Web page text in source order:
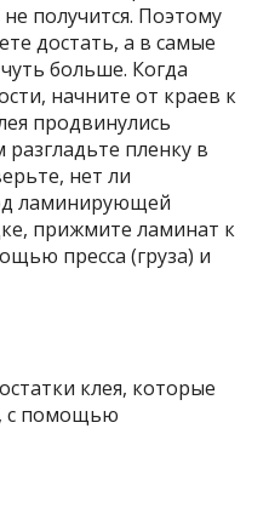
получится. Поэтому
достать, а в самые
больше. Когда
начните от краев к
продвинулись
пленку в
нет ли
ламинирующей
прижмите ламинат к
пресса (груза) и
клея, которые
с помощью